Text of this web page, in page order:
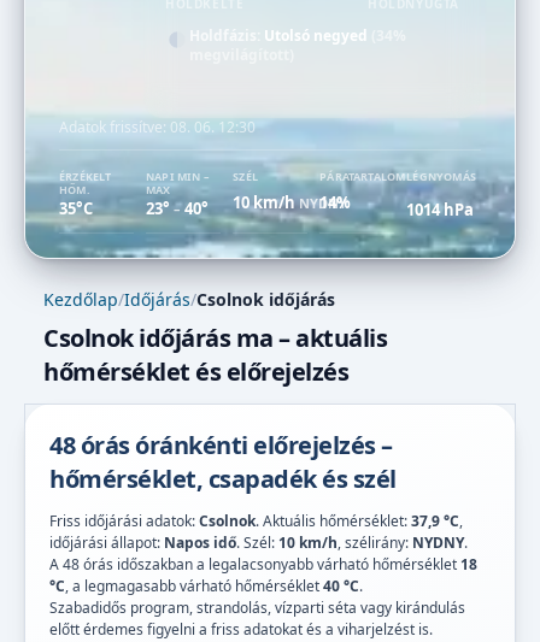
HOLDNYUGTA
Holdfázis: Utolsó negyed
Adatok frissítve: 08. 06. 12:30
ÉRZÉKELT
HŐM.
35°C
NAPI MIN –
MAX
23° –40°
SZÉL
10 km/hNYDNY
PÁRATARTALOM
14%
LÉGNYOMÁS
1014 hPa
Kezdőlap/Időjárás/Csolnok időjárás
Csolnok időjárás ma – aktuális
hőmérséklet és előrejelzés
48 órás óránkénti előrejelzés –
hőmérséklet, csapadék és szél
Friss időjárási adatok:Csolnok. Aktuális hőmérséklet:37,9 °C,
időjárási állapot: Napos idő. Szél: 10 km/h, szélirány: NYDNY.
A 48 órás időszakban a legalacsonyabb várható hőmérséklet 18
°C, a legmagasabb várható hőmérséklet40 °C.
Szabadidős program, strandolás, vízparti séta vagy kirándulás
előtt érdemes figyelni a friss adatokat és a viharjelzést is.